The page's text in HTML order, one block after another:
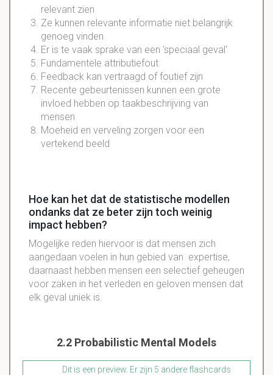
relevant zien
Ze kunnen relevante informatie niet belangrijk
genoeg vinden
Er is te vaak sprake van een 'speciaal geval'
Fundamentele attributiefout
Feedback kan vertraagd of foutief zijn
Recente gebeurtenissen kunnen een grote
invloed hebben op taakbeschrijving van
mensen
Moeheid en verveling zorgen voor een
vertekend beeld
Hoe kan het dat de statistische modellen
ondanks dat ze beter zijn toch weinig
impact hebben?
Mogelijke reden hiervoor is dat mensen zich
aangedaan voelen in hun gebied van expertise,
daarnaast hebben mensen een selectief geheugen
voor zaken in het verleden en geloven mensen dat
elk geval uniek is.
2.2 Probabilistic Mental Models
Dit is een preview. Er zijn 5 andere flashcards